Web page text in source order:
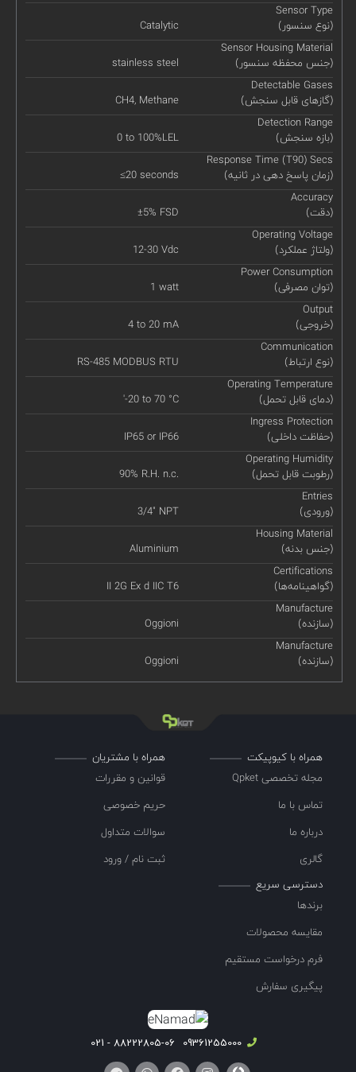
Sensor Type
(نوع سنسور)
Catalytic
Sensor Housing Material
(جنس محفظه سنسور)
stainless steel
Detectable Gases
(گازهای قابل سنجش)
CH4, Methane
Detection Range
(بازه سنجش)
0 to 100%LEL
Response Time (T90) Secs
(زمان پاسخ دهی در ثانیه)
≤20 seconds
Accuracy
(دقت)
±5% FSD
Operating Voltage
(ولتاژ عملکرد)
12-30 Vdc
Power Consumption
(توان مصرفی)
1 watt
Output
(خروجی)
4 to 20 mA
Communication
(نوع ارتباط)
RS-485 MODBUS RTU
Operating Temperature
(دمای قابل تحمل)
'-20 to 70 °C
Ingress Protection
(حفاظت داخلی)
IP65 or IP66
Operating Humidity
(رطوبت قابل تحمل)
90% R.H. n.c.
Entries
(ورودی)
3/4" NPT
Housing Material
(جنس بدنه)
Aluminium
Certifications
(گواهینامه‌ها)
II 2G Ex d IIC T6
Manufacture
(سازنده)
Oggioni
Manufacture
(سازنده)
Oggioni
همراه با کیوپیکت
مجله تخصصی Qpket
تماس با ما
درباره ما
گالری
همراه با مشتریان
قوانین و مقررات
حریم خصوصی
سوالات متداول
ثبت نام / ورود
دسترسی سریع
برندها
مقایسه محصولات
فرم درخواست مستقیم
پیگیری سفارش
09361255000
88222805-06 - 021